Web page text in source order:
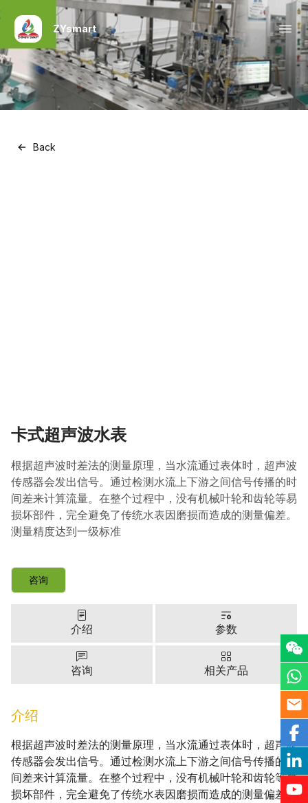
ZYsmart
Back
卡式超声波水表
根据超声波时差法的测量原理，当水流通过表体时，超声波
传感器会发出信号。通过检测水流上下游之间信号传播的时
间差来计算流量。在整个过程中，没有机械叶轮和齿轮等易
损坏部件，完全避免了传统水表因磨损而造成的测量偏差。
测量精度达到一级标准
咨询
介绍 参数
咨询 相关产品
介绍
根据超声波时差法的测量原理，当水流通过表体时，超声波
传感器会发出信号。通过检测水流上下游之间信号传播的时
间差来计算流量。在整个过程中，没有机械叶轮和齿轮等易
损坏部件，完全避免了传统水表因磨损而造成的测量偏差。